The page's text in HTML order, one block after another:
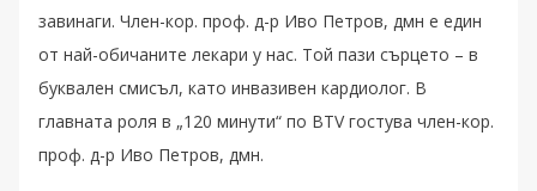
завинаги. Член-кор. проф. д-р Иво Петров, дмн е един
от най-обичаните лекари у нас. Той пази сърцето – в
буквален смисъл, като инвазивен кардиолог. В
главната роля в „120 минути“ по BTV гостува член-кор.
проф. д-р Иво Петров, дмн.